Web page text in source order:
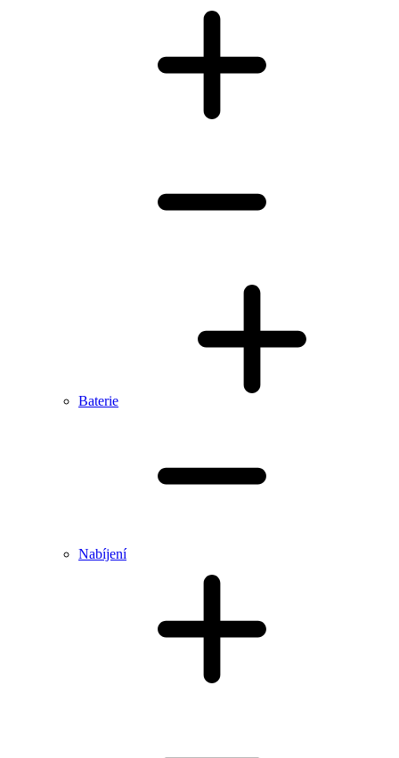
Baterie
Nabíjení